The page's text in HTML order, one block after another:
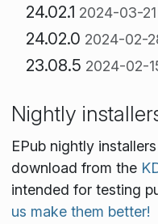
24.02.1 2024-03-21
24.02.0 2024-02-
23.08.5 2024-02-
Nightly
EPub nightly
download from the
intended for testing
us make them better!